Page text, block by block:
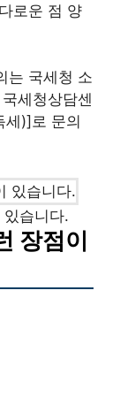
로운 점 양
는 국세청 소
세청상담센
)]로 문의
습니다.
장점이